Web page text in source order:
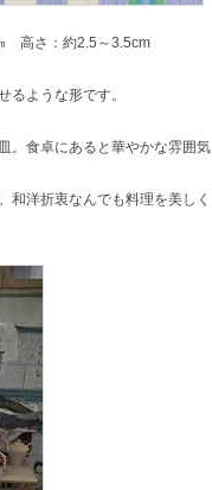
高さ：約2.5～3.5cm
るような形です。
。食卓にあると華やかな雰囲気
和洋折衷なんでも料理を美しく